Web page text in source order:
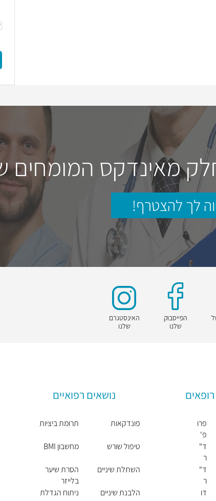
מאינדקס המומחים
לך להצטרף!
הפייסבוק
שלנו
האינסטגרם
שלנו
רופאים
פרו
פ'
יונ
תן
רוט
ד"
ר
אנ
ה
קונ
ד"
ר
דן
דו
נושאים רפואיים
פונדקאות
טיפול שורש
השתלת שיניים
הלבנת שיניים
תרומת ביציות
מחשבון BMI
הסרת שיער
בלייזר
ניתוח הגדלת